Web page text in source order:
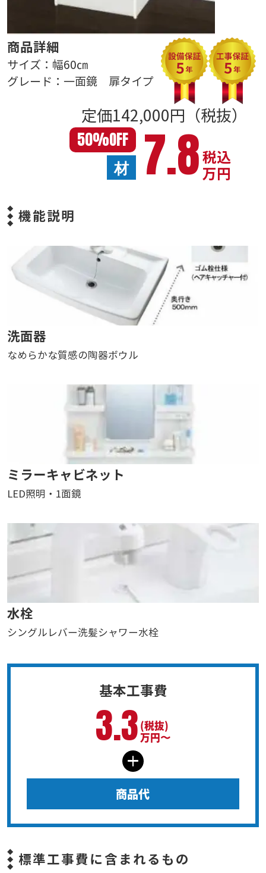
商品詳細
サイズ：幅60㎝
グレード：一面鏡 扉タイプ
定価142,000円（税抜）
50%OFF
材
7.8 税込
万円
機能説明
洗面器
なめらかな質感の陶器ボウル
ミラーキャビネット
LED照明・1面鏡
水栓
シングルレバー洗髪シャワー水栓
基本工事費
3.3 (税抜)
万円〜
商品代
標準工事費に含まれるもの